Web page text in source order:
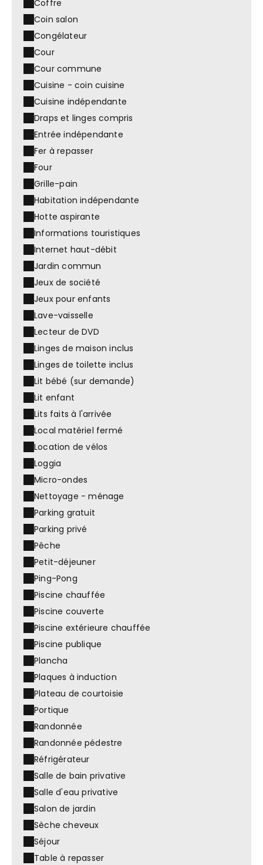
Coffre
Coin salon
Congélateur
Cour
Cour commune
Cuisine - coin cuisine
Cuisine indépendante
Draps et linges compris
Entrée indépendante
Fer à repasser
Four
Grille-pain
Habitation indépendante
Hotte aspirante
Informations touristiques
Internet haut-débit
Jardin commun
Jeux de société
Jeux pour enfants
Lave-vaisselle
Lecteur de DVD
Linges de maison inclus
Linges de toilette inclus
Lit bébé (sur demande)
Lit enfant
Lits faits à l'arrivée
Local matériel fermé
Location de vélos
Loggia
Micro-ondes
Nettoyage - ménage
Parking gratuit
Parking privé
Pêche
Petit-déjeuner
Ping-Pong
Piscine chauffée
Piscine couverte
Piscine extérieure chauffée
Piscine publique
Plancha
Plaques à induction
Plateau de courtoisie
Portique
Randonnée
Randonnée pédestre
Réfrigérateur
Salle de bain privative
Salle d'eau privative
Salon de jardin
Sèche cheveux
Séjour
Table à repasser